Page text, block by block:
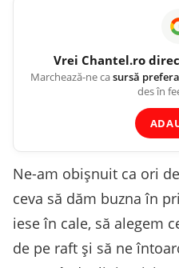
Vrei Chantel.ro
Marchează-ne casursă
des în
Ne-am obișnuit ca ori
ceva să dăm buzna în
iese în cale, să alegem
de pe raft și să ne